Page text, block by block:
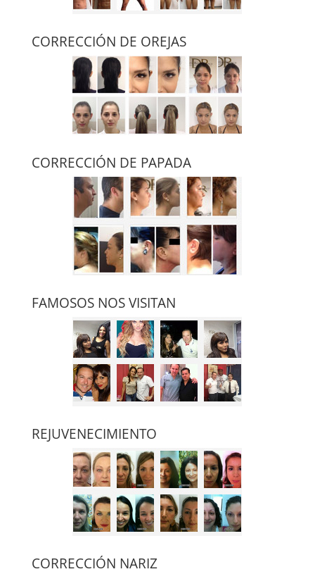
CORRECCIÓN DE OREJAS
CORRECCIÓN DE PAPADA
FAMOSOS NOS VISITAN
REJUVENECIMIENTO
CORRECCIÓN NARIZ